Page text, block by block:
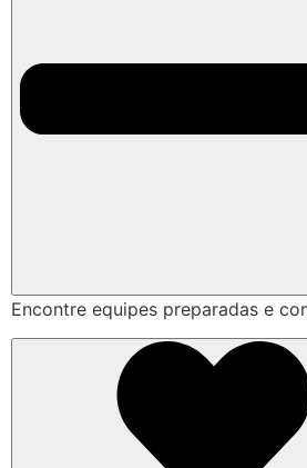
Encontre equipes preparadas e